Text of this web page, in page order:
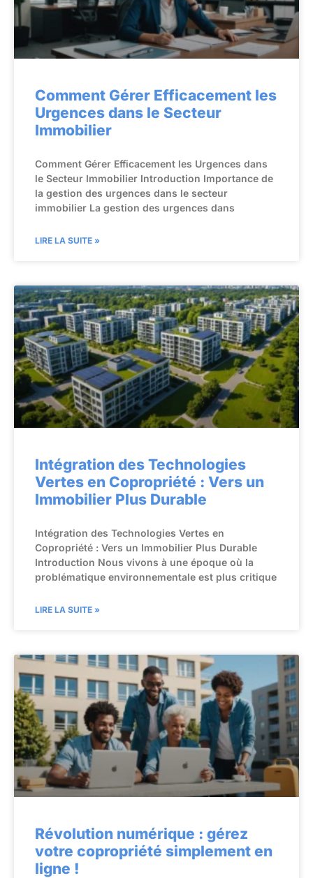
Comment Gérer Efficacement les
Urgences dans le Secteur
Immobilier
Comment Gérer Efficacement les Urgences dans
le Secteur Immobilier Introduction Importance de
la gestion des urgences dans le secteur
immobilier La gestion des urgences dans
LIRE LA SUITE »
Intégration des Technologies
Vertes en Copropriété : Vers un
Immobilier Plus Durable
Intégration des Technologies Vertes en
Copropriété : Vers un Immobilier Plus Durable
Introduction Nous vivons à une époque où la
problématique environnementale est plus critique
LIRE LA SUITE »
Révolution numérique : gérez
votre copropriété simplement en
ligne !